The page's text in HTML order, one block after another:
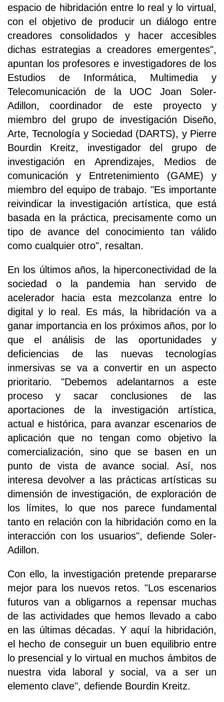
espacio de hibridación entre lo real y lo virtual,
con el objetivo de producir un diálogo entre
creadores consolidados y hacer accesibles
dichas estrategias a creadores emergentes",
apuntan los profesores e investigadores de los
Estudios de Informática, Multimedia y
Telecomunicación de la UOC Joan Soler-
Adillon, coordinador de este proyecto y
miembro del grupo de investigación Diseño,
Arte, Tecnología y Sociedad (DARTS), y Pierre
Bourdin Kreitz, investigador del grupo de
investigación en Aprendizajes, Medios de
comunicación y Entretenimiento (GAME) y
miembro del equipo de trabajo. "Es importante
reivindicar la investigación artística, que está
basada en la práctica, precisamente como un
tipo de avance del conocimiento tan válido
como cualquier otro", resaltan.
En los últimos años, la hiperconectividad de la
sociedad o la pandemia han servido de
acelerador hacia esta mezcolanza entre lo
digital y lo real. Es más, la hibridación va a
ganar importancia en los próximos años, por lo
que el análisis de las oportunidades y
deficiencias de las nuevas tecnologías
inmersivas se va a convertir en un aspecto
prioritario. "Debemos adelantarnos a este
proceso y sacar conclusiones de las
aportaciones de la investigación artística,
actual e histórica, para avanzar escenarios de
aplicación que no tengan como objetivo la
comercialización, sino que se basen en un
punto de vista de avance social. Así, nos
interesa devolver a las prácticas artísticas su
dimensión de investigación, de exploración de
los límites, lo que nos parece fundamental
tanto en relación con la hibridación como en la
interacción con los usuarios", defiende Soler-
Adillon.
Con ello, la investigación pretende prepararse
mejor para los nuevos retos. "Los escenarios
futuros van a obligarnos a repensar muchas
de las actividades que hemos llevado a cabo
en las últimas décadas. Y aquí la hibridación,
el hecho de conseguir un buen equilibrio entre
lo presencial y lo virtual en muchos ámbitos de
nuestra vida laboral y social, va a ser un
elemento clave", defiende Bourdin Kreitz.